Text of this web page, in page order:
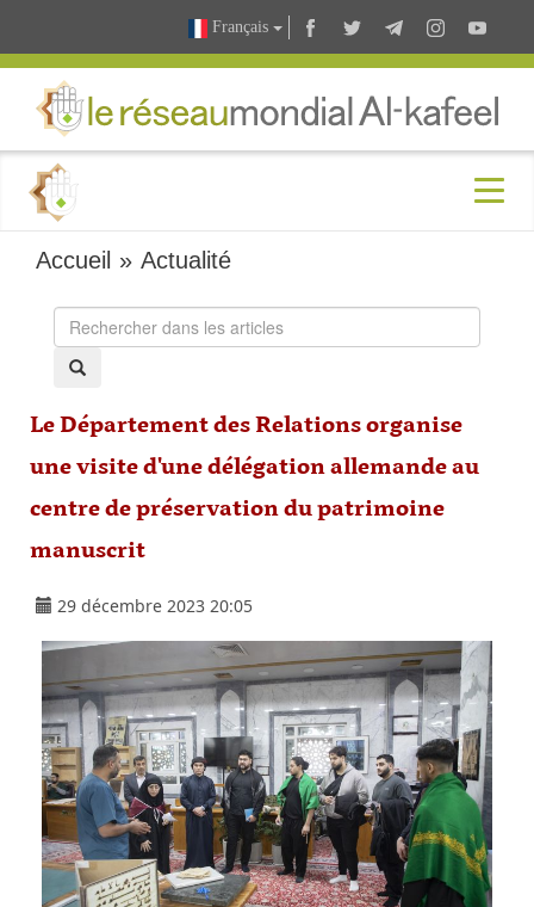
Français
Accueil »Actualité
Le Département des Relations organise
une visite d'une délégation allemande au
centre de préservation du patrimoine
manuscrit
29 décembre 2023 20:05